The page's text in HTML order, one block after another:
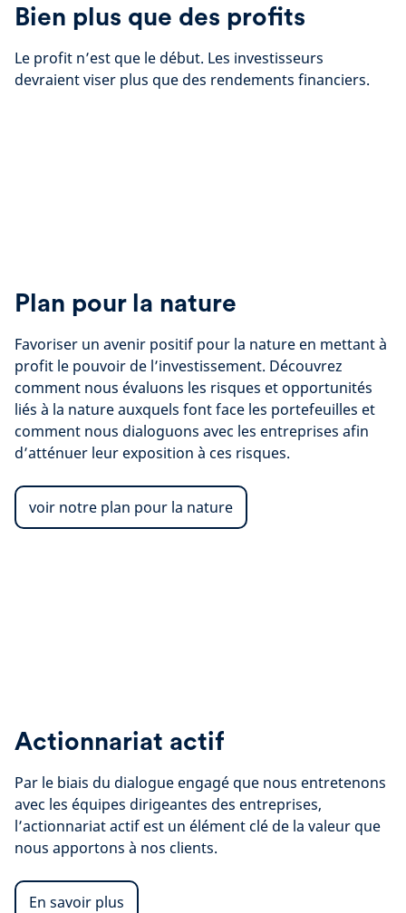
Bien plus que des profits
Le profit n’est que le début. Les investisseurs
devraient viser plus que des rendements financiers.
Plan pour la nature
Favoriser un avenir positif pour la nature en mettant à
profit le pouvoir de l’investissement. Découvrez
comment nous évaluons les risques et opportunités
liés à la nature auxquels font face les portefeuilles et
comment nous dialoguons avec les entreprises afin
d’atténuer leur exposition à ces risques.
voir notre plan pour la nature
Actionnariat actif
Par le biais du dialogue engagé que nous entretenons
avec les équipes dirigeantes des entreprises,
l’actionnariat actif est un élément clé de la valeur que
nous apportons à nos clients.
En savoir plus